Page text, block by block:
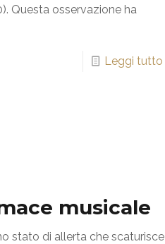
Questa osservazione ha
Leggi tutto
musicale
stato di allerta che scaturisce